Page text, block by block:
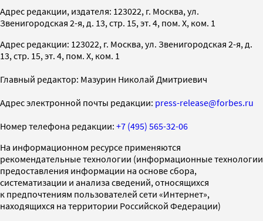
Адрес редакции, издателя: 123022, г. Москва, ул.
Звенигородская 2-я, д. 13, стр. 15, эт. 4, пом. X, ком. 1
Адрес редакции: 123022, г. Москва, ул. Звенигородская 2-я, д.
13, стр. 15, эт. 4, пом. X, ком. 1
Главный редактор: Мазурин Николай Дмитриевич
Адрес электронной почты редакции: press-release@forbes.ru
Номер телефона редакции: +7 (495) 565-32-06
На информационном ресурсе применяются
рекомендательные технологии (информационные технологии
предоставления информации на основе сбора,
систематизации и анализа сведений, относящихся
к предпочтениям пользователей сети «Интернет»,
находящихся на территории Российской Федерации)